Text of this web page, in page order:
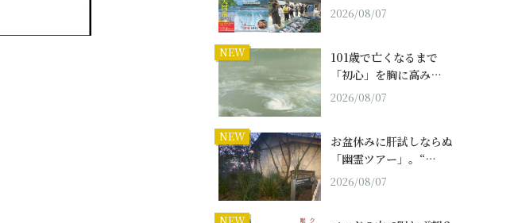
2026/08/07
NEW
101歳で亡くなるまで
「初心」を胸に高み…
2026/08/07
NEW
お盆休みに肝試しならぬ
「幽霊ツアー」。“…
2026/08/07